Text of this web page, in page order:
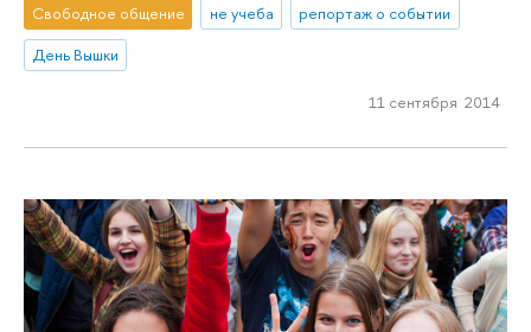
Свободное общение не учеба
репортаж о событии
День Вышки
11 сентября 2014